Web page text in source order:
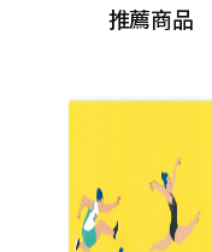
推薦商品